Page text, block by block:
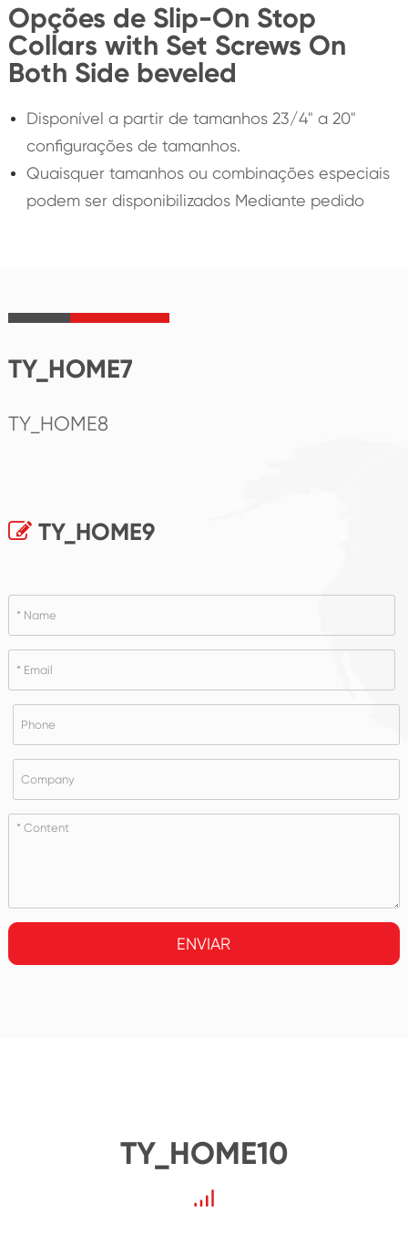
Opções de Slip-On Stop
Collars with Set Screws On
Both Side beveled
Disponível a partir de tamanhos 23/4" a 20"
configurações de tamanhos.
Quaisquer tamanhos ou combinações especiais
podem ser disponibilizados Mediante pedido
TY_HOME7
TY_HOME8
TY_HOME9
ENVIAR
TY_HOME10